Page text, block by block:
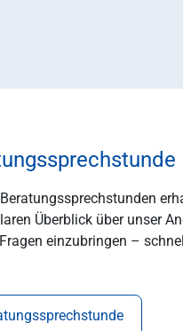
Überblick über unser
einzubringen –